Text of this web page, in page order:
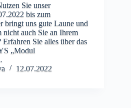
Sie unser
bis zum
bringt uns gute Laune und
nicht auch Sie an Ihrem
Sie alles über das
„Modul
12.07.2022